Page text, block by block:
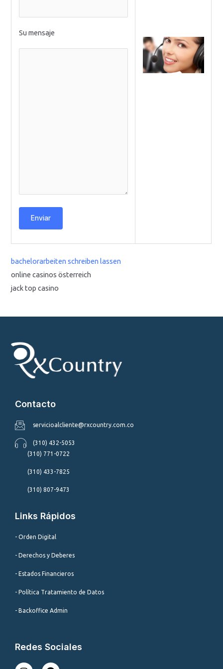
Su mensaje
bachelorarbeiten schreiben lassen
online casinos österreich
jack top casino
Contacto
servicioalcliente@rxcountry.com.co
(310) 432-5053
(310) 771-0722
(310) 433-7825
(310) 807-9473
Links Rápidos
- Orden Digital
- Derechos y Deberes
- Estados Financieros
- Política Tratamiento de Datos
- Backoffice Admin
Redes Sociales
I F